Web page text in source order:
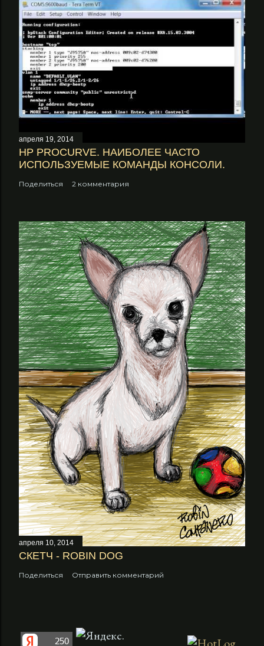
апреля 19, 2014
НP PROCURVE. НАИБОЛЕЕ ЧАСТО
ИСПОЛЬЗУЕМЫЕ КОМАНДЫ КОНСОЛИ.
Поделиться 2 комментария
апреля 10, 2014
СКЕТЧ - ROBIN DOG
Поделиться Отправить комментарий